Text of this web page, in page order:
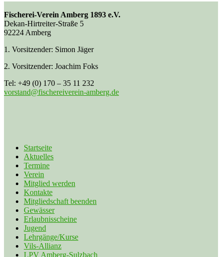
Fischerei-Verein Amberg 1893 e.V.
Dekan-Hirtreiter-Straße 5
92224 Amberg
1. Vorsitzender: Simon Jäger
2. Vorsitzender: Joachim Foks
Tel: +49 (0) 170 – 35 11 232
vorstand@fischereiverein-amberg.de
Startseite
Aktuelles
Termine
Verein
Mitglied werden
Kontakte
Mitgliedschaft beenden
Gewässer
Erlaubnisscheine
Jugend
Lehrgänge/Kurse
Vils-Allianz
LPV Amberg-Sulzbach